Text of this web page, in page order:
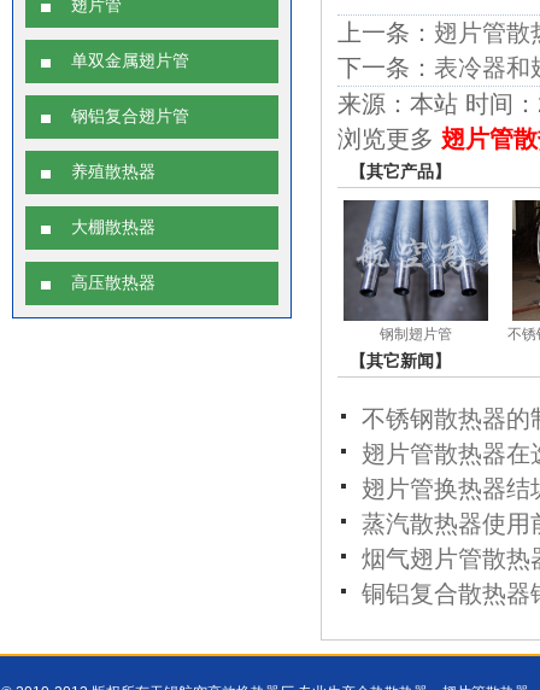
翅片管
单双金属翅片管
钢铝复合翅片管
养殖散热器
大棚散热器
高压散热器
上一条： 翅片管散
下一条： 表冷器和
来源：本站 时间
浏览更多 翅片管
【其它产品】
钢制翅片管 不锈
【其它新闻】
不锈钢散热器的
翅片管散热器在
翅片管换热器结
蒸汽散热器使用
烟气翅片管散热
铜铝复合散热器